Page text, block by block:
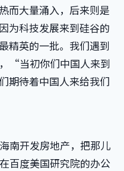
而大量涌入，后来则是
为科技发展来到硅谷的
精英的一批。我们遇到
“当初你们中国人来到
期待着中国人来给我们
南开发房地产，把那儿
百度美国研究院的办公